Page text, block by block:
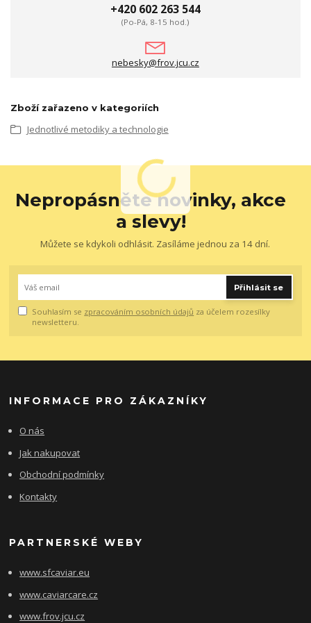
+420 602 263 544
(Po-Pá, 8-15 hod.)
nebesky@frov.jcu.cz
Zboží zařazeno v kategoriích
Jednotlivé metodiky a technologie
Nepropásněte novinky, akce
a slevy!
Můžete se kdykoli odhlásit. Zasíláme jednou za 14 dní.
Přihlásit se
Souhlasím se zpracováním osobních údajů za účelem rozesílky
newsletteru.
INFORMACE PRO ZÁKAZNÍKY
O nás
Jak nakupovat
Obchodní podmínky
Kontakty
PARTNERSKÉ WEBY
www.sfcaviar.eu
www.caviarcare.cz
www.frov.jcu.cz